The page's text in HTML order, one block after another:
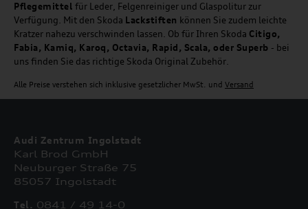
Pflegemittel für Leder, Felgenreiniger und Glaspolitur zur
Verfügung. Mit den Skoda Lackstiften können Sie zudem leichte
Kratzer nahezu verschwinden lassen. Ob für Ihren Skoda Citigo,
Fabia, Kamiq, Karoq, Octavia, Rapid, Scala, oder Superb - bei
uns finden Sie das richtige Skoda Original Zubehör.
Alle Preise verstehen sich inklusive gesetzlicher MwSt. und Versand
Audi Zentrum Ingolstadt
Karl Brod GmbH
Neuburger Straße 75
85057 Ingolstadt
Tel. 0841 / 49 14-0